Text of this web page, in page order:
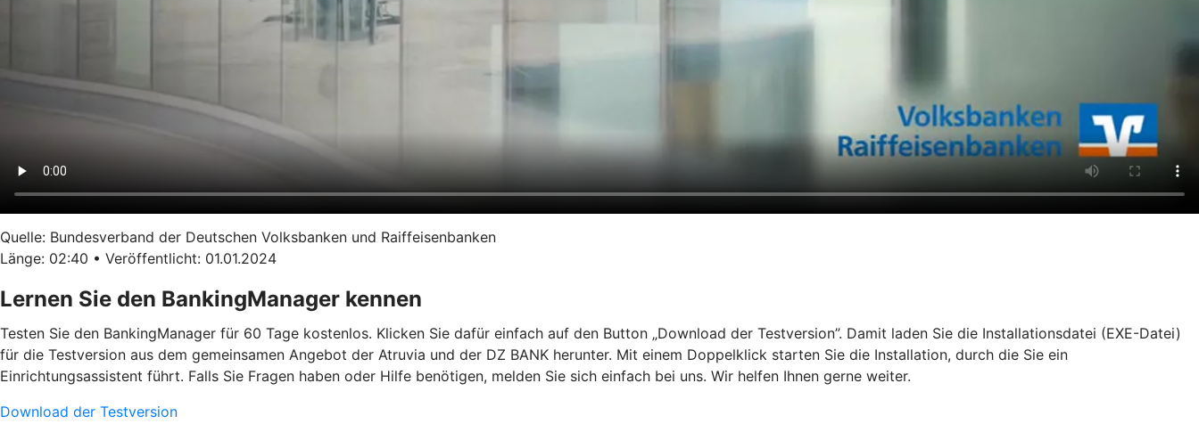
Quelle: Bundesverband der Deutschen Volksbanken und Raiffeisenbanken
Länge: 02:40 • Veröffentlicht: 01.01.2024
Lernen Sie den BankingManager kennen
Testen Sie den BankingManager für 60 Tage kostenlos. Klicken Sie dafür einfach auf den Button „Download der Testversion”. Damit laden Sie die Installationsdatei (EXE-Datei)
für die Testversion aus dem gemeinsamen Angebot der Atruvia und der DZ BANK herunter. Mit einem Doppelklick starten Sie die Installation, durch die Sie ein
Einrichtungsassistent führt. Falls Sie Fragen haben oder Hilfe benötigen, melden Sie sich einfach bei uns. Wir helfen Ihnen gerne weiter.
Download der Testversion